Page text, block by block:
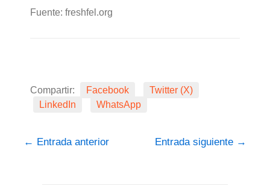
Fuente: freshfel.org
Compartir: Facebook
Twitter (X)
LinkedIn
WhatsApp
← Entrada anterior Entrada siguiente →